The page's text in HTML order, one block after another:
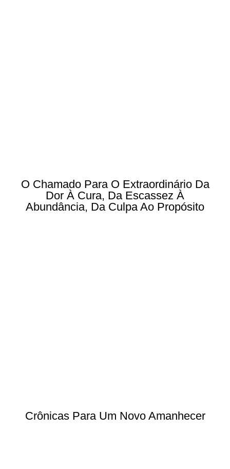
O Chamado Para O Extraordinário Da
Dor À Cura, Da Escassez À
Abundância, Da Culpa Ao Propósito
Crônicas Para Um Novo Amanhecer